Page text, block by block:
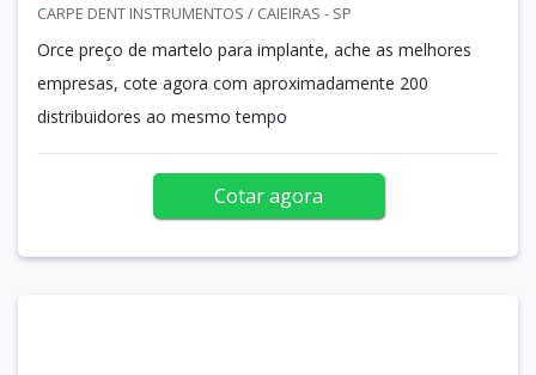
CARPE DENT INSTRUMENTOS / CAIEIRAS - SP
Orce preço de martelo para implante, ache as melhores
empresas, cote agora com aproximadamente 200
distribuidores ao mesmo tempo
Cotar agora